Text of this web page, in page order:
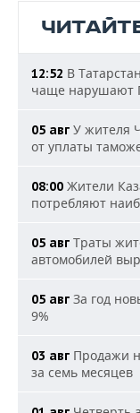
12:52 В
чаще нарушают
05 авг У жителя
от уплаты
08:00 Жители
потребляют
05 авг Траты
автомобилей
05 авг За год
9%
03 авг Продажи
за семь месяцев